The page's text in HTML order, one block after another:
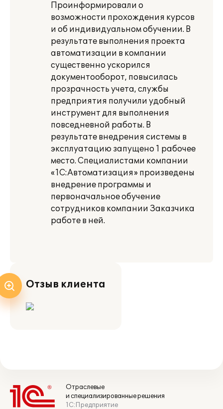
Проинформировали о
возможности прохождения курсов
и об индивидуальном обучении. В
результате выполнения проекта
автоматизации в компании
существенно ускорился
документооборот, повысилась
прозрачность учета, службы
предприятия получили удобный
инструмент для выполнения
повседневной работы. В
результате внедрения системы в
эксплуатацию запущено 1 рабочее
место. Специалистами компании
«1С:Автоматизация» произведены
внедрение программы и
первоначальное обучение
сотрудников компании Заказчика
работе в ней.
Отзыв клиента
Отраслевые
и специализированные решения
1С:Предприятие